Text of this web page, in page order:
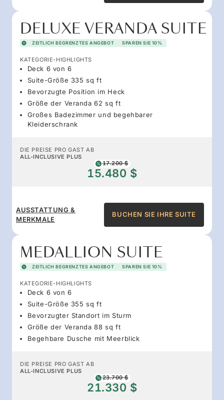
DELUXE VERANDA SUITE
ZEITLICH BEGRENZTES ANGEBOT SPAREN SIE 10%
KATEGORIE-HIGHLIGHTS
Deck 6 von 6
Suite-Größe 335 sq ft
Bevorzugte Position im Heck
Größe der Veranda 62 sq ft
Großes Badezimmer und begehbarer
Kleiderschrank
DIE PREISE PRO GAST AB
ALL-INCLUSIVE PLUS
17.200 $
15.480 $
AUSSTATTUNG &
MERKMALE
BUCHEN SIE IHRE SUITE
MEDALLION SUITE
ZEITLICH BEGRENZTES ANGEBOT SPAREN SIE 10%
KATEGORIE-HIGHLIGHTS
Deck 6 von 6
Suite-Größe 355 sq ft
Bevorzugter Standort im Sturm
Größe der Veranda 88 sq ft
Begehbare Dusche mit Meerblick
DIE PREISE PRO GAST AB
ALL-INCLUSIVE PLUS
23.700 $
21.330 $